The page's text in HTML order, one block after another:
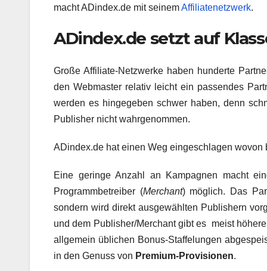
macht ADindex.de mit seinemAffiliatenetzwerk.
ADindex.de setzt auf
Große Affiliate-Netzwerke haben hunderte
den Webmaster relativ leicht ein passendes
werden es hingegeben schwer haben, denn
Publisher nicht wahrgenommen.
ADindex.de hat einen Weg eingeschlagen wovon
Eine geringe Anzahl an Kampagnen macht
Programmbetreiber (Merchant) möglich. Das
sondern wird direkt ausgewählten Publishern
und dem Publisher/Merchant gibt es meist
allgemein üblichen Bonus-Staffelungen
in den Genuss von Premium-Provisionen.